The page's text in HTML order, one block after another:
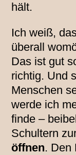
hält.
Ich weiß,
überall
Das ist gut
richtig. Und
Menschen
werde ich
finde –
Schultern
öffnen. Den